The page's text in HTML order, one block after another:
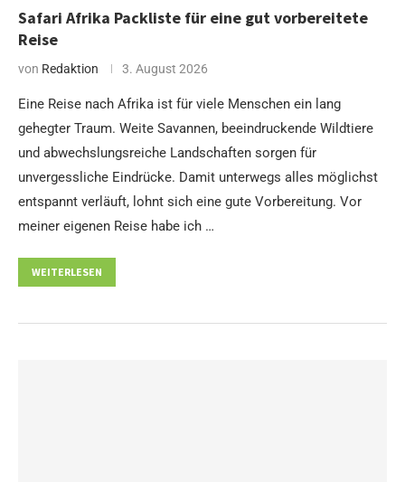
Safari Afrika Packliste für eine gut vorbereitete
Reise
von Redaktion 3. August 2026
Eine Reise nach Afrika ist für viele Menschen ein lang
gehegter Traum. Weite Savannen, beeindruckende Wildtiere
und abwechslungsreiche Landschaften sorgen für
unvergessliche Eindrücke. Damit unterwegs alles möglichst
entspannt verläuft, lohnt sich eine gute Vorbereitung. Vor
meiner eigenen Reise habe ich …
WEITERLESEN